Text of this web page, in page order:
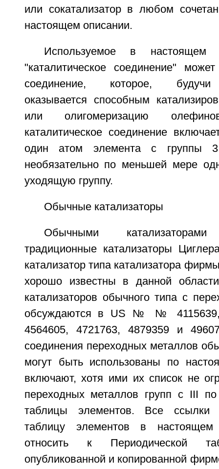
или сокатализатор в любом
настоящем описании.
Используемое в настоящем
"каталитическое соединение"
соединение, которое, будучи
оказывается способным
или олигомеризацию
каталитическое соединение
один атом элемента с группы
необязательно по меньшей мере
уходящую группу.
Обычные катализаторы
Обычными
традиционные катализаторы
катализатор типа катализатора
хорошо известны в данной
катализаторов обычного типа с
обсуждаются в US № № 4115639,
4564605, 4721763, 4879359 и
соединения переходных металлов
могут быть использованы по
включают, хотя ими их список не
переходных металлов групп с III
таблицы элементов. Все ссылки
таблицу элементов в настоящем
относить к Периодической
опубликованной и копированной